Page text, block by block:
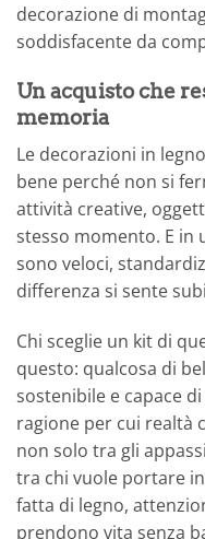
decorazione di
soddisfacente da
Un acquisto che
memoria
Le decorazioni in
bene perché non si
attività creative,
stesso momento. E in
sono veloci,
differenza si sente
Chi sceglie un kit di
questo: qualcosa di
sostenibile e capace
ragione per cui realtà
non solo tra gli
tra chi vuole portare
fatta di legno,
prendono vita senza